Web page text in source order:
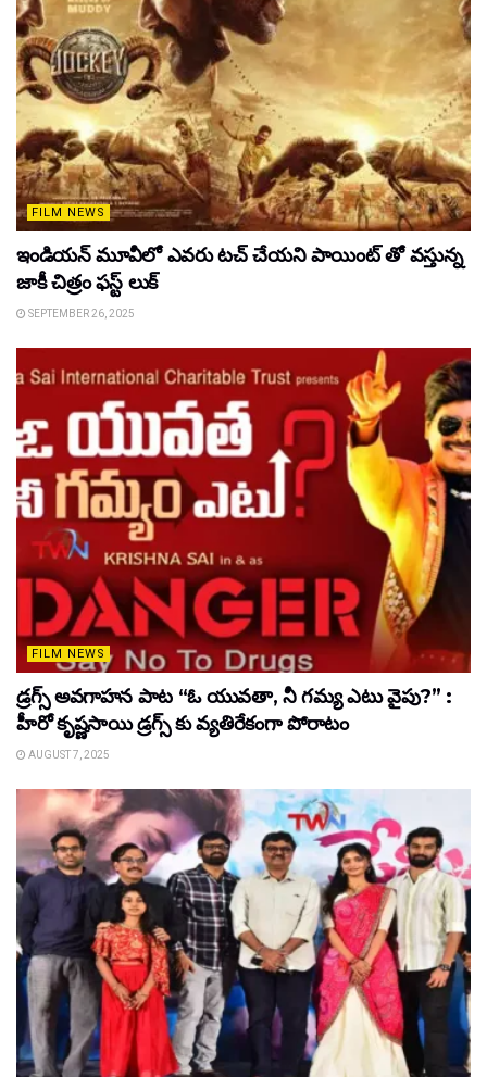
FILM NEWS
ఇండియన్ మూవీలో ఎవరు టచ్ చేయని పాయింట్ తో వస్తున్న
జాకీ చిత్రం ఫస్ట్ లుక్
SEPTEMBER 26, 2025
FILM NEWS
డ్రగ్స్ అవగాహన పాట “ఓ యువతా, నీ గమ్య ఎటు వైపు?” :
హీరో కృష్ణసాయి డ్రగ్స్ కు వ్యతిరేకంగా పోరాటం
AUGUST 7, 2025